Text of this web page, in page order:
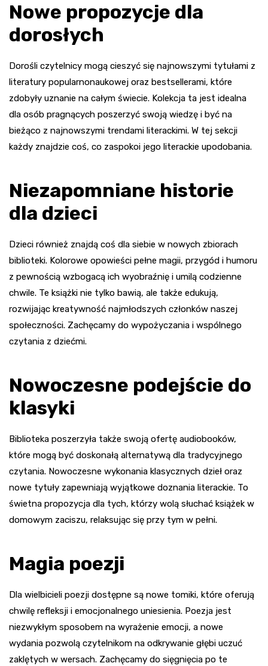
Nowe propozycje dla
dorosłych
Dorośli czytelnicy mogą cieszyć się najnowszymi tytułami z
literatury popularnonaukowej oraz bestsellerami, które
zdobyły uznanie na całym świecie. Kolekcja ta jest idealna
dla osób pragnących poszerzyć swoją wiedzę i być na
bieżąco z najnowszymi trendami literackimi. W tej sekcji
każdy znajdzie coś, co zaspokoi jego literackie upodobania.
Niezapomniane historie
dla dzieci
Dzieci również znajdą coś dla siebie w nowych zbiorach
biblioteki. Kolorowe opowieści pełne magii, przygód i humoru
z pewnością wzbogacą ich wyobraźnię i umilą codzienne
chwile. Te książki nie tylko bawią, ale także edukują,
rozwijając kreatywność najmłodszych członków naszej
społeczności. Zachęcamy do wypożyczania i wspólnego
czytania z dziećmi.
Nowoczesne podejście do
klasyki
Biblioteka poszerzyła także swoją ofertę audiobooków,
które mogą być doskonałą alternatywą dla tradycyjnego
czytania. Nowoczesne wykonania klasycznych dzieł oraz
nowe tytuły zapewniają wyjątkowe doznania literackie. To
świetna propozycja dla tych, którzy wolą słuchać książek w
domowym zaciszu, relaksując się przy tym w pełni.
Magia poezji
Dla wielbicieli poezji dostępne są nowe tomiki, które oferują
chwilę refleksji i emocjonalnego uniesienia. Poezja jest
niezwykłym sposobem na wyrażenie emocji, a nowe
wydania pozwolą czytelnikom na odkrywanie głębi uczuć
zaklętych w wersach. Zachęcamy do sięgnięcia po te